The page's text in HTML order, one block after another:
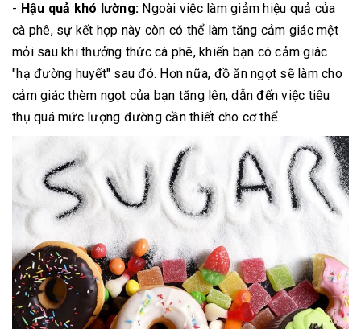
- Hậu quả khó lường: Ngoài việc làm giảm hiệu quả của
cà phê, sự kết hợp này còn có thể làm tăng cảm giác mệt
mỏi sau khi thưởng thức cà phê, khiến bạn có cảm giác
"hạ đường huyết" sau đó. Hơn nữa, đồ ăn ngọt sẽ làm cho
cảm giác thèm ngọt của bạn tăng lên, dẫn đến việc tiêu
thụ quá mức lượng đường cần thiết cho cơ thể.